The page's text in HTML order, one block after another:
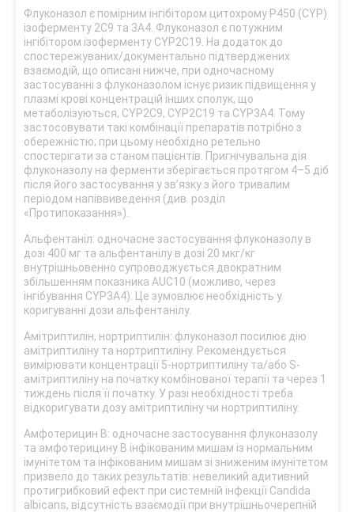
Флуконазол є помірним інгібітором цитохрому P450 (CYP)
ізоферменту 2C9 та 3A4. Флуконазол є потужним
інгібітором ізоферменту CYP2С19. На додаток до
спостережуваних/документально підтверджених
взаємодій, що описані нижче, при одночасному
застосуванні з флуконазолом існує ризик підвищення у
плазмі крові концентрацій інших сполук, що
метаболізуються, CYP2C9, CYP2C19 та CYP3A4. Тому
застосовувати такі комбінації препаратів потрібно з
обережністю; при цьому необхідно ретельно
спостерігати за станом пацієнтів. Пригнічувальна дія
флуконазолу на ферменти зберігається протягом 4–5 діб
після його застосування у зв’язку з його тривалим
періодом напіввиведення (див. розділ
«Протипоказання»).
Альфентаніл: одночасне застосування флуконазолу в
дозі 400 мг та альфентанілу в дозі 20 мкг/кг
внутрішньовенно супроводжується двократним
збільшенням показника AUC10 (можливо, через
інгібування CYP3A4). Це зумовлює необхідність у
коригуванні дози альфентанілу.
Амітриптилін, нортриптилін: флуконазол посилює дію
амітриптиліну та нортриптиліну. Рекомендується
вимірювати концентрації 5-нортриптиліну та/або S-
амітриптиліну на початку комбінованої терапії та через 1
тиждень після її початку. У разі необхідності треба
відкоригувати дозу амітриптиліну чи нортриптиліну.
Амфотерицин В: одночасне застосування флуконазолу
та амфотерицину В інфікованим мишам із нормальним
імунітетом та інфікованим мишам зі зниженим імунітетом
призвело до таких результатів: невеликий адитивний
протигрибковий ефект при системній інфекції Candida
albicans, відсутність взаємодії при внутрішньочерепній